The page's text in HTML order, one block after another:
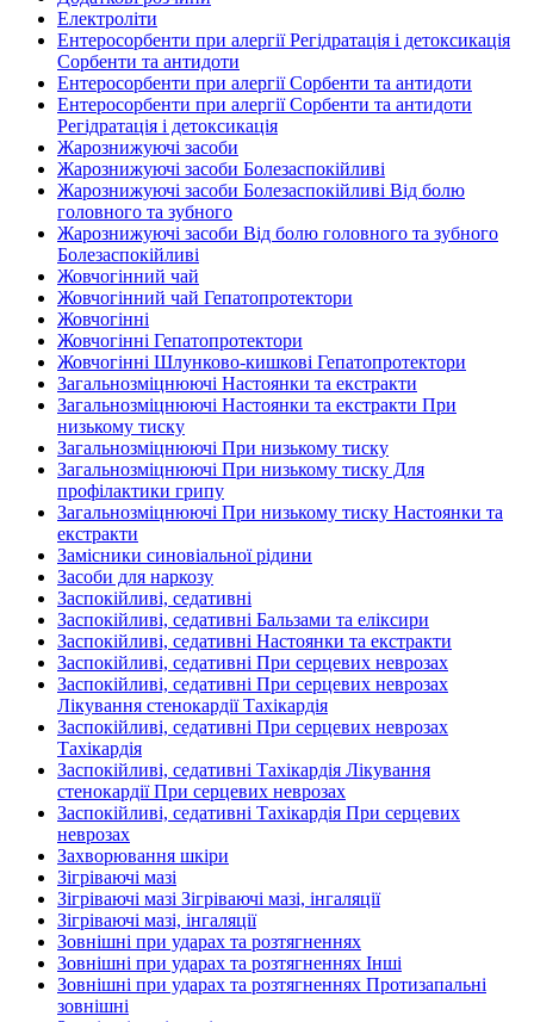
Електроліти
Ентеросорбенти при алергії Регідратація і детоксикація
Сорбенти та антидоти
Ентеросорбенти при алергії Сорбенти та антидоти
Ентеросорбенти при алергії Сорбенти та антидоти
Регідратація і детоксикація
Жарознижуючі засоби
Жарознижуючі засоби Болезаспокійливі
Жарознижуючі засоби Болезаспокійливі Від болю
головного та зубного
Жарознижуючі засоби Від болю головного та зубного
Болезаспокійливі
Жовчогінний чай
Жовчогінний чай Гепатопротектори
Жовчогінні
Жовчогінні Гепатопротектори
Жовчогінні Шлунково-кишкові Гепатопротектори
Загальнозміцнюючі Настоянки та екстракти
Загальнозміцнюючі Настоянки та екстракти При
низькому тиску
Загальнозміцнюючі При низькому тиску
Загальнозміцнюючі При низькому тиску Для
профілактики грипу
Загальнозміцнюючі При низькому тиску Настоянки та
екстракти
Замісники синовіальної рідини
Засоби для наркозу
Заспокійливі, седативні
Заспокійливі, седативні Бальзами та еліксири
Заспокійливі, седативні Настоянки та екстракти
Заспокійливі, седативні При серцевих неврозах
Заспокійливі, седативні При серцевих неврозах
Лікування стенокардії Тахікардія
Заспокійливі, седативні При серцевих неврозах
Тахікардія
Заспокійливі, седативні Тахікардія Лікування
стенокардії При серцевих неврозах
Заспокійливі, седативні Тахікардія При серцевих
неврозах
Захворювання шкіри
Зігріваючі мазі
Зігріваючі мазі Зігріваючі мазі, інгаляції
Зігріваючі мазі, інгаляції
Зовнішні при ударах та розтягненнях
Зовнішні при ударах та розтягненнях Інші
Зовнішні при ударах та розтягненнях Протизапальні
зовнішні